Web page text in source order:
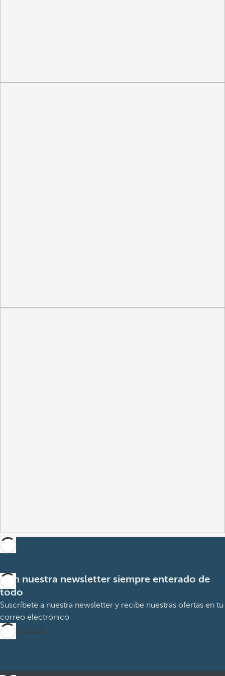
Con nuestra newsletter siempre enterado de
todo
Suscríbete a nuestra newsletter y recibe nuestras ofertas en tu
correo electrónico
Suscribirme